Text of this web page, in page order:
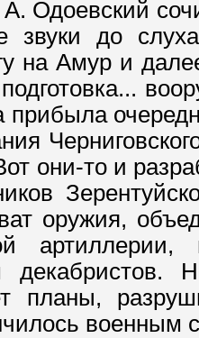
Одоевский
звуки до
на Амур и
прибыла
они-то и
оружия,
планы,
военным